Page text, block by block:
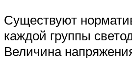
Существуют
каждой группы
Величина